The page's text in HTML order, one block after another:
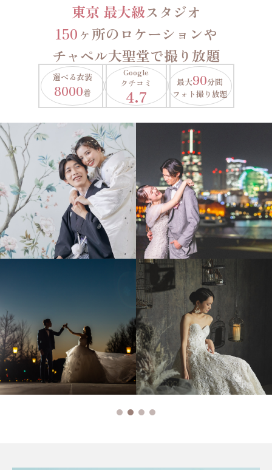
東京 最大級スタジオ
150ヶ所のロケーションや
チャペル大聖堂で撮り放題
選べる衣装
8000着
Google
クチコミ
4.7
最大90分間
フォト撮り放題